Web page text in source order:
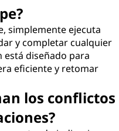
simplemente ejecuta
y completar cualquier
está diseñado para
eficiente y retomar
los conflictos